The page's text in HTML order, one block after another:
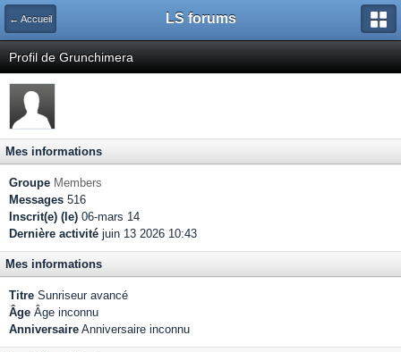
← Accueil LS forums
Profil de Grunchimera
Mes informations
Groupe Members
Messages 516
Inscrit(e) (le) 06-mars 14
Dernière activité juin 13 2026 10:43
Mes informations
Titre Sunriseur avancé
Âge Âge inconnu
Anniversaire Anniversaire inconnu